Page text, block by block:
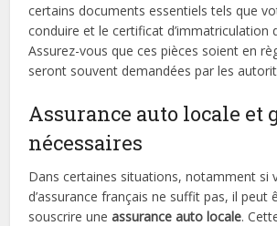
certains documents essentiels tels que
conduire et le certificat d’immatriculation
Assurez-vous que ces pièces soient en
seront souvent demandées par les
Assurance auto locale et
nécessaires
Dans certaines situations, notamment si
d’assurance français ne suffit pas, il peut
souscrire uneassurance auto locale.